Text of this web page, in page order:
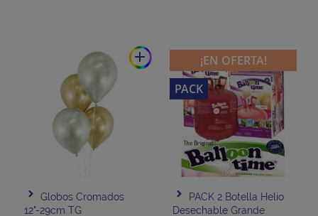
add
Globos Cromados
12"-29cm TG
PACK 2 Botella Helio
Desechable Grande
¡EN OFERTA!
PACK